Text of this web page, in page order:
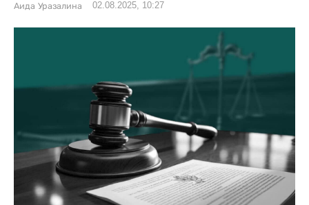
Аида Уразалина 02.08.2025, 10:27